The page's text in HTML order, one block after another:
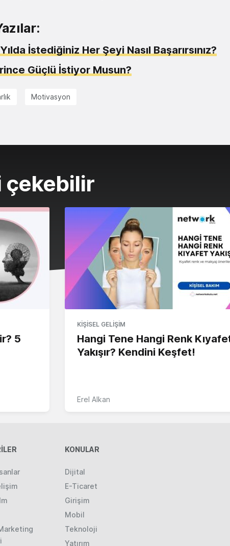
İstediğiniz Her Şeyi Nasıl Başarırsınız?
Güçlü İstiyor Musun?
Motivasyon
çekebilir
5
KIŞISEL GELIŞIM
Hangi Tene Hangi Renk
Yakışır? Kendini Keşfet!
Erel Alkan
KONULAR
Dijital
E-Ticaret
Girişim
Mobil
Teknoloji
Yatırım